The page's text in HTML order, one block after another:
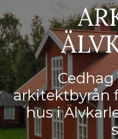
arkitektbyrån
hus i